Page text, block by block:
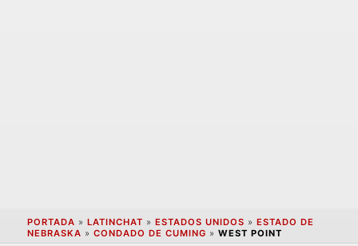
PORTADA » LATINCHAT » ESTADOS UNIDOS » ESTADO DE
NEBRASKA » CONDADO DE CUMING » WEST POINT